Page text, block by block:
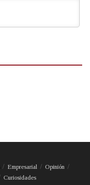
Empresarial
Opinión
Curiosidades